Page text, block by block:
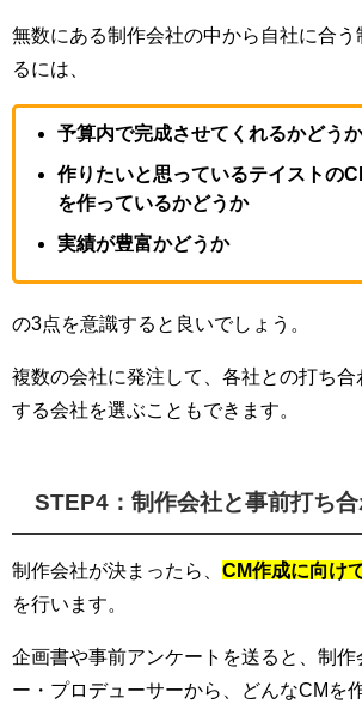
無数にある制作会社の中から自社に合う
るには、
予算内で完成させてくれるかどう
作りたいと思っているテイストの
を作っているかどうか
実績が豊富かどうか
の3点を意識すると良いでしょう。
複数の会社に発注して、各社との打ち合
する会社を選ぶこともできます。
STEP4：制作会社と事前打ち
制作会社が決まったら、 CM作成に向け
を行います。
企画書や事前アンケートを送ると、制作
ー・プロデューサーから、どんなCMを